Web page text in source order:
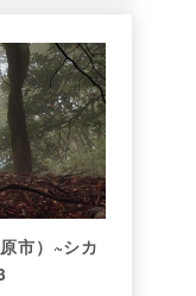
市）~シカ